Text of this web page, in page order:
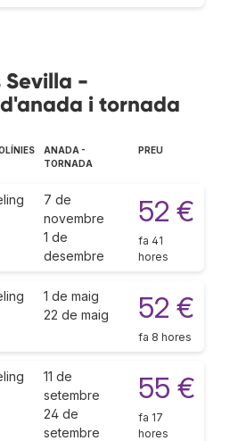
Sevilla -
i tornada
ANADA -
TORNADA
PREU
7 de
novembre
1 de
desembre
52 €
fa 41
hores
1 de maig
22 de maig
52 €
fa 8 hores
11 de
setembre
24 de
setembre
55 €
fa 17
hores